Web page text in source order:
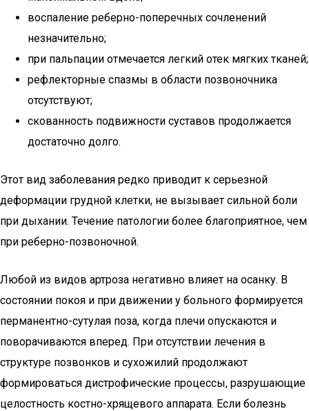
воспаление реберно-поперечных сочленений
незначительно;
при пальпации отмечается легкий отек мягких тканей;
рефлекторные спазмы в области позвоночника
отсутствуют;
скованность подвижности суставов продолжается
достаточно долго.
Этот вид заболевания редко приводит к серьезной
деформации грудной клетки, не вызывает сильной боли
при дыхании. Течение патологии более благоприятное, чем
при реберно-позвоночной.
Любой из видов артроза негативно влияет на осанку. В
состоянии покоя и при движении у больного формируется
перманентно-сутулая поза, когда плечи опускаются и
поворачиваются вперед. При отсутствии лечения в
структуре позвонков и сухожилий продолжают
формироваться дистрофические процессы, разрушающие
целостность костно-хрящевого аппарата. Если болезнь